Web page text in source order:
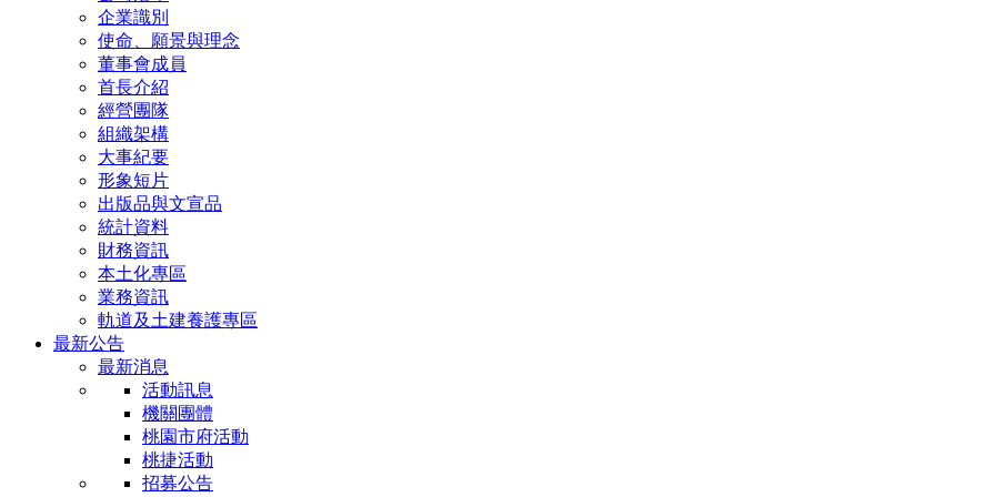
企業識別
使命、願景與理念
董事會成員
首長介紹
經營團隊
組織架構
大事紀要
形象短片
出版品與文宣品
統計資料
財務資訊
本土化專區
業務資訊
軌道及土建養護專區
最新公告
最新消息
活動訊息
機關團體
桃園市府活動
桃捷活動
招募公告